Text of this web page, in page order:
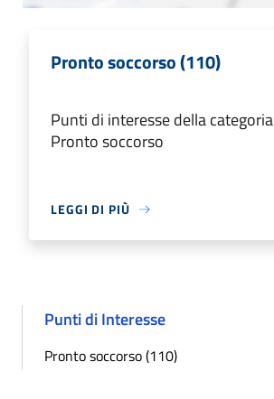
Pronto soccorso (110)
Punti di interesse della categoria
Pronto soccorso
LEGGI DI PIÙ
Punti di Interesse
Pronto soccorso (110)